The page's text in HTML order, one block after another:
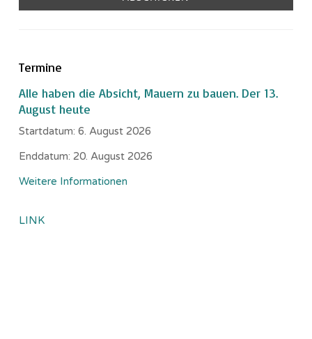
Termine
Alle haben die Absicht, Mauern zu bauen. Der 13.
August heute
Startdatum: 6. August 2026
Enddatum: 20. August 2026
Weitere Informationen
LINK